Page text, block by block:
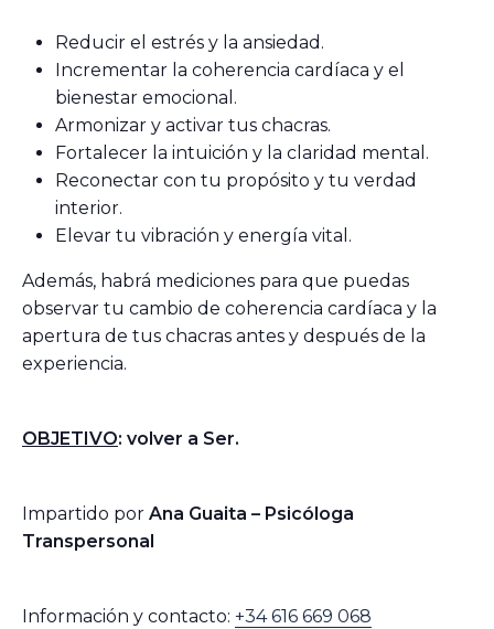
Reducir el estrés y la ansiedad.
Incrementar la coherencia cardíaca y el
bienestar emocional.
Armonizar y activar tus chacras.
Fortalecer la intuición y la claridad mental.
Reconectar con tu propósito y tu verdad
interior.
Elevar tu vibración y energía vital.
Además, habrá mediciones para que puedas
observar tu cambio de coherencia cardíaca y la
apertura de tus chacras antes y después de la
experiencia.
OBJETIVO: volver a Ser.
Impartido por Ana Guaita – Psicóloga
Transpersonal
Información y contacto: +34 616 669 068